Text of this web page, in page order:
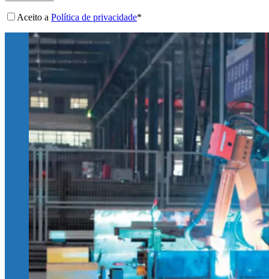
Aceito a Política de privacidade*